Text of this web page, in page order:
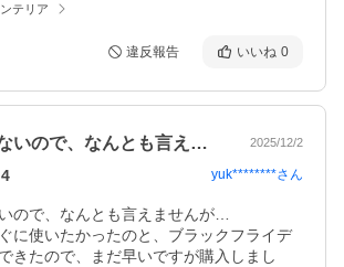
テリア
違反報告 いいね 0
まだ車が来てないので、なんとも言えませ… 2025/12/2
4 yuk********さん
ので、なんとも言えませんが…
に使いたかったのと、ブラックフライデ
きたので、まだ早いですが購入しまし